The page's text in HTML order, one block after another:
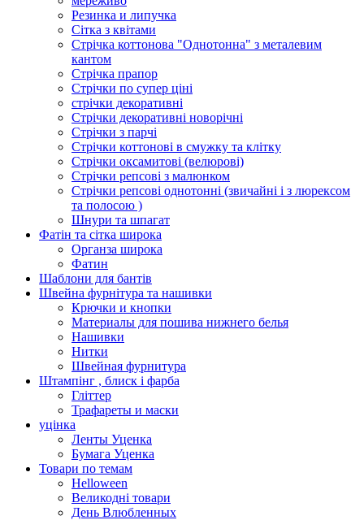
Резинка и липучка
Сітка з квітами
Стрічка коттонова "Однотонна" з металевим
кантом
Стрічка прапор
Стрічки по супер ціні
стрічки декоративні
Стрічки декоративні новорічні
Стрічки з парчі
Стрічки коттонові в смужку та клітку
Стрічки оксамитові (велюрові)
Стрічки репсові з малюнком
Стрічки репсові однотонні (звичайні і з люрексом
та полосою )
Шнури та шпагат
Фатін та сітка широка
Органза широка
Фатин
Шаблони для бантів
Швейна фурнітура та нашивки
Крючки и кнопки
Материалы для пошива нижнего белья
Нашивки
Нитки
Швейная фурнитура
Штампінг , блиск і фарба
Гліттер
Трафареты и маски
уцінка
Ленты Уценка
Бумага Уценка
Товари по темам
Helloween
Великодні товари
День Влюбленных